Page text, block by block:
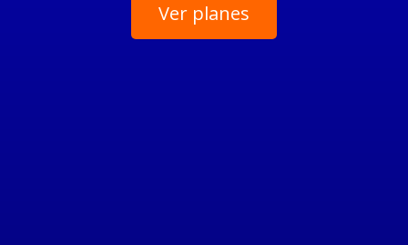
Ver planes